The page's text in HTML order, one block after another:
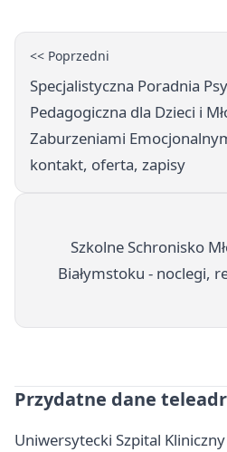
<< Poprzedni
Specjalistyczna Poradnia
Pedagogiczna dla Dzieci i
Zaburzeniami
kontakt, oferta, zapisy
Szkolne Schronisko
Białymstoku - noclegi,
Przydatne dane
Uniwersytecki Szpital